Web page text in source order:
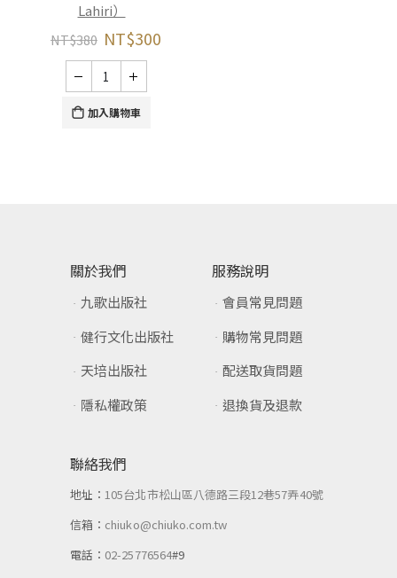
Lahiri）
NT$380 NT$300
加入購物車
關於我們
九歌出版社
健行文化出版社
天培出版社
隱私權政策
服務說明
會員常見問題
購物常見問題
配送取貨問題
退換貨及退款
聯絡我們
地址：105台北市松山區八德路三段12巷57弄40號
信箱： chiuko@chiuko.com.tw
電話： 02-25776564#9